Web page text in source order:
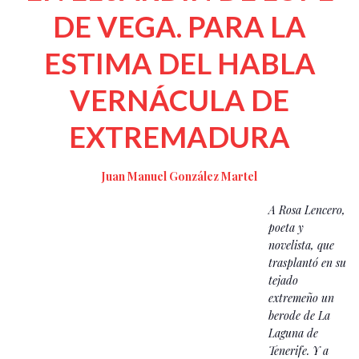
DE VEGA. PARA LA
ESTIMA DEL HABLA
VERNÁCULA DE
EXTREMADURA
Juan Manuel González Martel
A Rosa Lencero,
poeta y
novelista, que
trasplantó en su
tejado
extremeño un
berode de La
Laguna de
Tenerife. Y a